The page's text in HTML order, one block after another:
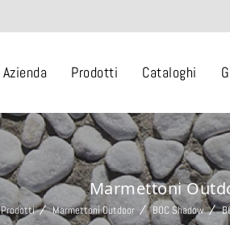
Azienda Prodotti Cataloghi
Marmettoni
Prodotti Marmettoni Outdoor BOC Shadow